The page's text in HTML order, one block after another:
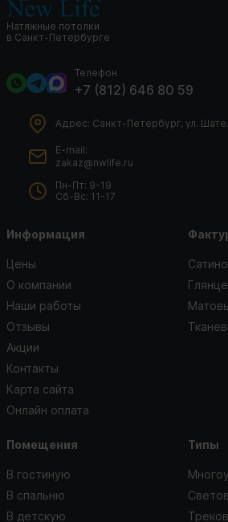
Натяжные потолки
в Санкт-Петербурге
Телефон
+7 (812) 646 80 59
Адрес: Санкт-Петербург, ул.
E-mail:
zakaz@nwlife.ru
Пн-Пт: 9-19
Сб-Вс: 11-17
Информация
Цены
О компании
Наши работы
Отзывы
Акции
Контакты
Карта сайта
Онлайн оплата
Помещения
В гостиную
В спальню
В детскую
Типы